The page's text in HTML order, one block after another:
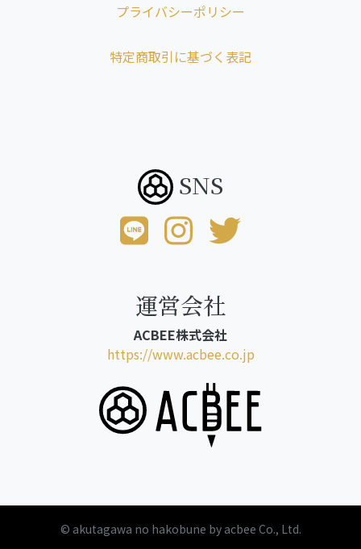
プライバシーポリシー
特定商取引に基づく表記
SNS
運営会社
ACBEE株式会社
https://www.acbee.co.jp
© akutagawa no hakobune by acbee Co., Ltd.